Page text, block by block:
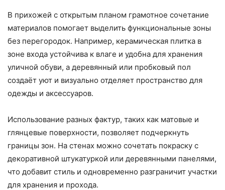
В прихожей с открытым планом грамотное сочетание
материалов помогает выделить функциональные зоны
без перегородок. Например, керамическая плитка в
зоне входа устойчива к влаге и удобна для хранения
уличной обуви, а деревянный или пробковый пол
создаёт уют и визуально отделяет пространство для
одежды и аксессуаров.
Использование разных фактур, таких как матовые и
глянцевые поверхности, позволяет подчеркнуть
границы зон. На стенах можно сочетать покраску с
декоративной штукатуркой или деревянными панелями,
что добавит стиль и одновременно разграничит участки
для хранения и прохода.